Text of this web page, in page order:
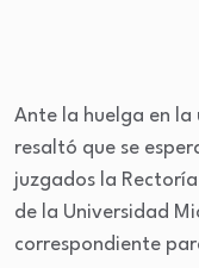
Ante la huelga en la
resaltó que se
juzgados la
de la Universidad
correspondiente